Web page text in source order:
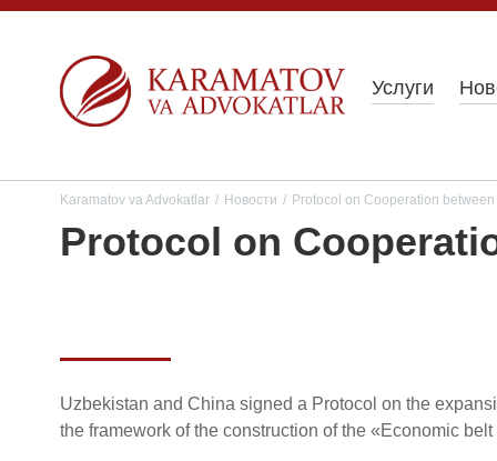
Услуги
Karamatov va Advokatlar / Новости / Protocol on Cooperation
Protocol on
Uzbekistan and China signed a Protocol on the
the framework of the construction of the «Economic